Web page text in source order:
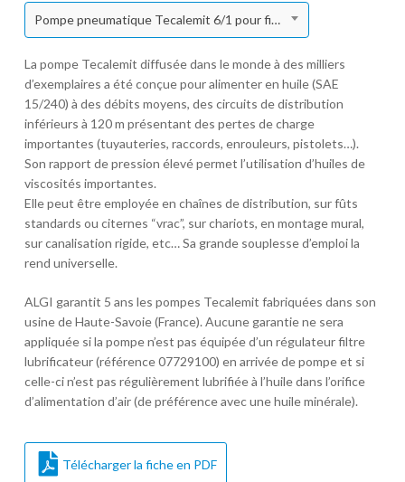
Pompe pneumatique Tecalemit 6/1 pour fixation déportée
La pompe Tecalemit diffusée dans le monde à des milliers
d’exemplaires a été conçue pour alimenter en huile (SAE
15/240) à des débits moyens, des circuits de distribution
inférieurs à 120 m présentant des pertes de charge
importantes (tuyauteries, raccords, enrouleurs, pistolets…).
Son rapport de pression élevé permet l’utilisation d’huiles de
viscosités importantes.
Elle peut être employée en chaînes de distribution, sur fûts
standards ou citernes “vrac”, sur chariots, en montage mural,
sur canalisation rigide, etc… Sa grande souplesse d’emploi la
rend universelle.
ALGI garantit 5 ans les pompes Tecalemit fabriquées dans son
usine de Haute-Savoie (France). Aucune garantie ne sera
appliquée si la pompe n’est pas équipée d’un régulateur filtre
lubrificateur (référence 07729100) en arrivée de pompe et si
celle-ci n’est pas régulièrement lubrifiée à l’huile dans l’orifice
d’alimentation d’air (de préférence avec une huile minérale).
Télécharger la fiche en PDF